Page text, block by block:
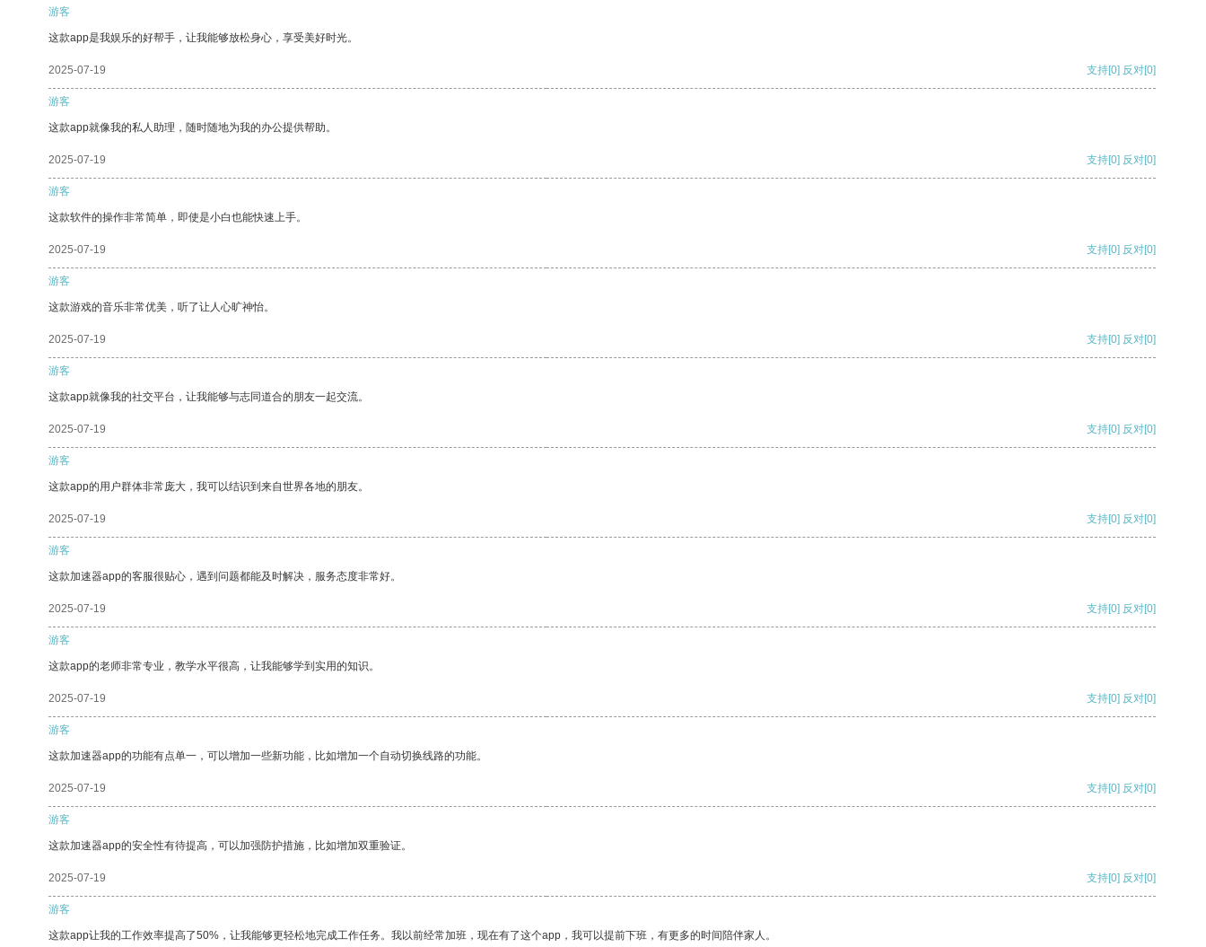
游客
这款app是我娱乐的好帮手，让我能够放松身心，享受美好时光。
2025-07-19 支持[0] 反对[0]
游客
这款app就像我的私人助理，随时随地为我的办公提供帮助。
2025-07-19 支持[0] 反对[0]
游客
这款软件的操作非常简单，即使是小白也能快速上手。
2025-07-19 支持[0] 反对[0]
游客
这款游戏的音乐非常优美，听了让人心旷神怡。
2025-07-19 支持[0] 反对[0]
游客
这款app就像我的社交平台，让我能够与志同道合的朋友一起交流。
2025-07-19 支持[0] 反对[0]
游客
这款app的用户群体非常庞大，我可以结识到来自世界各地的朋友。
2025-07-19 支持[0] 反对[0]
游客
这款加速器app的客服很贴心，遇到问题都能及时解决，服务态度非常好。
2025-07-19 支持[0] 反对[0]
游客
这款app的老师非常专业，教学水平很高，让我能够学到实用的知识。
2025-07-19 支持[0] 反对[0]
游客
这款加速器app的功能有点单一，可以增加一些新功能，比如增加一个自动切换线路的功能。
2025-07-19 支持[0] 反对[0]
游客
这款加速器app的安全性有待提高，可以加强防护措施，比如增加双重验证。
2025-07-19 支持[0] 反对[0]
游客
这款app让我的工作效率提高了50%，让我能够更轻松地完成工作任务。我以前经常加班，现在有了这个app，我可以提前下班，有更多的时间陪伴家人。